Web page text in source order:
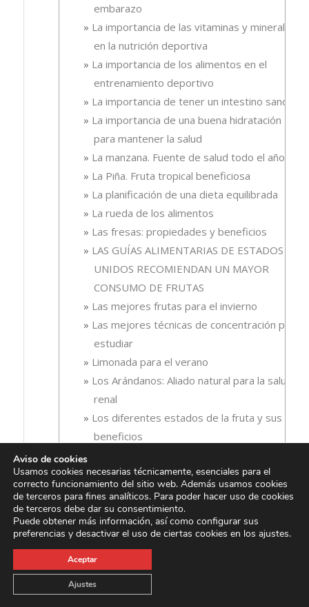
embarazo
La importancia de las vitaminas y minerales
en la nutrición deportiva
La importancia de los alimentos en el
entrenamiento deportivo
La importancia de tener un intestino sano
La importancia de una buena hidratación
para mantener la salud
La manzana. Fuente de salud todo el año
La Piña. Fruta tropical beneficiosa
La planificación de una dieta equilibrada
La rueda de los alimentos
Las fresas: propiedades y beneficios
LAS GUÍAS ALIMENTARIAS DE ESTADOS
UNIDOS RECOMIENDAN UN MAYOR
CONSUMO DE FRUTAS
Las mejores frutas para el invierno
Las mejores técnicas de concentración para
estudiar
Limonada para el verano
Los Arándanos: Aliado natural para la salud
renal
Los diferentes estados de la fruta y sus
beneficios
deportiva
Los mejores zumos de fruta para tomar en
ayunas
Los mejores zumos para deportistas
Los zumos de fruta, la energía perfecta
para el cole
Los zumos de frutas tropicales, fuente
Aviso de cookies
Usamos cookies necesarias técnicamente, esenciales para el
correcto funcionamiento del sitio web. Además usamos cookies
de terceros para fines analíticos. Para poder hacer uso de cookies
de terceros debe dar su consentimiento.
Puede obtener más información, así como configurar sus
preferencias y desactivar el uso de ciertas cookies en los ajustes.
Aceptar
Ajustes